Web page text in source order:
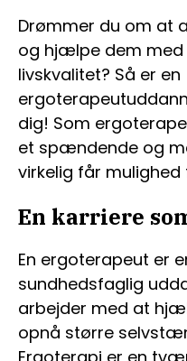
Drømmer du om at
og hjælpe dem
livskvalitet? Så er en
dig! Som
et spændende og
virkelig får
En karriere
En ergoterapeut er
sundhedsfaglig
arbejder med at
opnå større